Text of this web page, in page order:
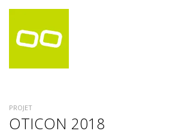
PROJET
OTICON 2018